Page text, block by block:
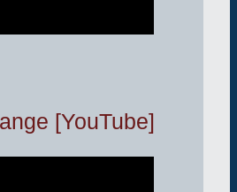
[YouTube]